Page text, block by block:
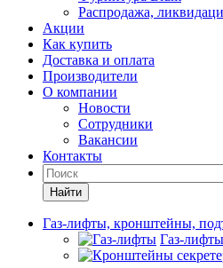
Распродажа,
Акции
Как купить
Доставка и оплата
Производители
О компании
Новости
Сотрудники
Вакансии
Контакты
Найти
Газ-лифты, кронштейны,
Газ-лифты